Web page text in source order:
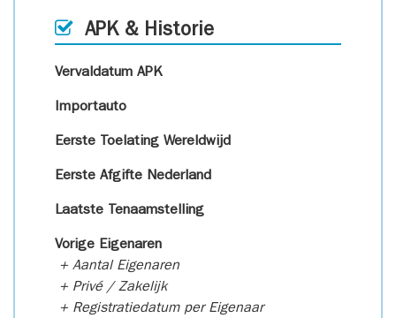
APK & Historie
Vervaldatum APK
Importauto
Eerste Toelating Wereldwijd
Eerste Afgifte Nederland
Laatste Tenaamstelling
Vorige Eigenaren
+ Aantal Eigenaren
+ Privé / Zakelijk
+ Registratiedatum per Eigenaar